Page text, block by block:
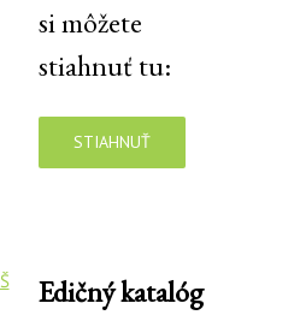
si môžete
stiahnuť tu:
STIAHNUŤ
Edičný katalóg